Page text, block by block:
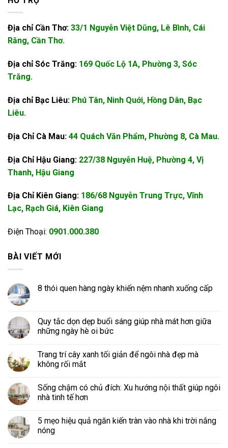
Địa chỉ Cần Thơ: 33/1 Nguyễn Việt Dũng, Lê Bình, Cái
Răng, Cần Thơ.
Địa chỉ Sóc Trăng: 169 Quốc Lộ 1A, Phường 3, Sóc
Trăng.
Địa chỉ Bạc Liêu: Phú Tân, Ninh Quới, Hồng Dân, Bạc
Liêu.
Địa Chỉ Cà Mau: 44 Quách Văn Phẩm, Phường 8, Cà Mau.
Địa Chỉ Hậu Giang: 227/38 Nguyễn Huệ, Phường 4, Vị
Thanh, Hậu Giang
Địa Chỉ Kiên Giang: 186/68 Nguyễn Trung Trực, Vĩnh
Lạc, Rạch Giá, Kiên Giang
Điện Thoại: 0901.000.380
BÀI VIẾT MỚI
8 thói quen hàng ngày khiến nệm nhanh xuống cấp
Quy tắc dọn dẹp buổi sáng giúp nhà mát hơn giữa
những ngày hè oi bức
Trang trí cây xanh tối giản để ngôi nhà đẹp mà
không rối mắt
Sống chậm có chủ đích: Xu hướng nội thất giúp ngôi
nhà tinh tế hơn
5 mẹo hiệu quả ngăn kiến tràn vào nhà khi trời nắng
nóng